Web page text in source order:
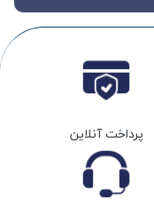
پرداخت آنلاین